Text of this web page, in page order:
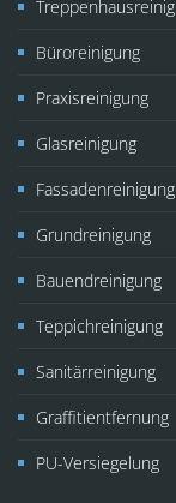
Büroreinigung
Praxisreinigung
Glasreinigung
Fassadenreinigung
Grundreinigung
Bauendreinigung
Teppichreinigung
Sanitärreinigung
Graffitientfernung
PU-Versiegelung